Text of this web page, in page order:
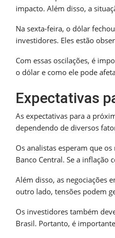
impacto. Além disso, a
Na sexta-feira, o dólar
investidores. Eles estão
Com essas oscilações, é
o dólar e como ele pode
Expectativas
As expectativas para a
dependendo de diversos
Os analistas esperam que
Banco Central. Se a inflação
Além disso, as negociações
outro lado, tensões podem
Os investidores também
Brasil. Portanto, é